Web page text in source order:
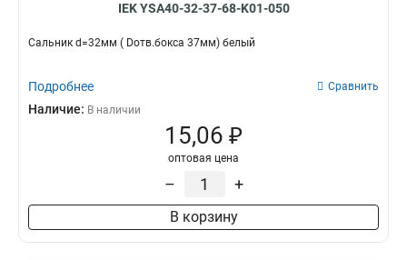
IEK YSA40-32-37-68-K01-050
Сальник d=32мм ( Dотв.бокса 37мм) белый
Подробнее Сравнить
Наличие: В наличии
15,06 ₽
оптовая цена
– +
В корзину